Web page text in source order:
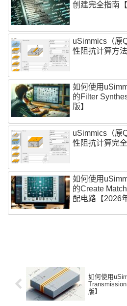
创建完全指南
uSimmics（原
性阻抗计算方
如何使用
的Filter
版】
uSimmics（原
性阻抗计算完
如何使用
的Create
配电路【2026
如何使用
版】